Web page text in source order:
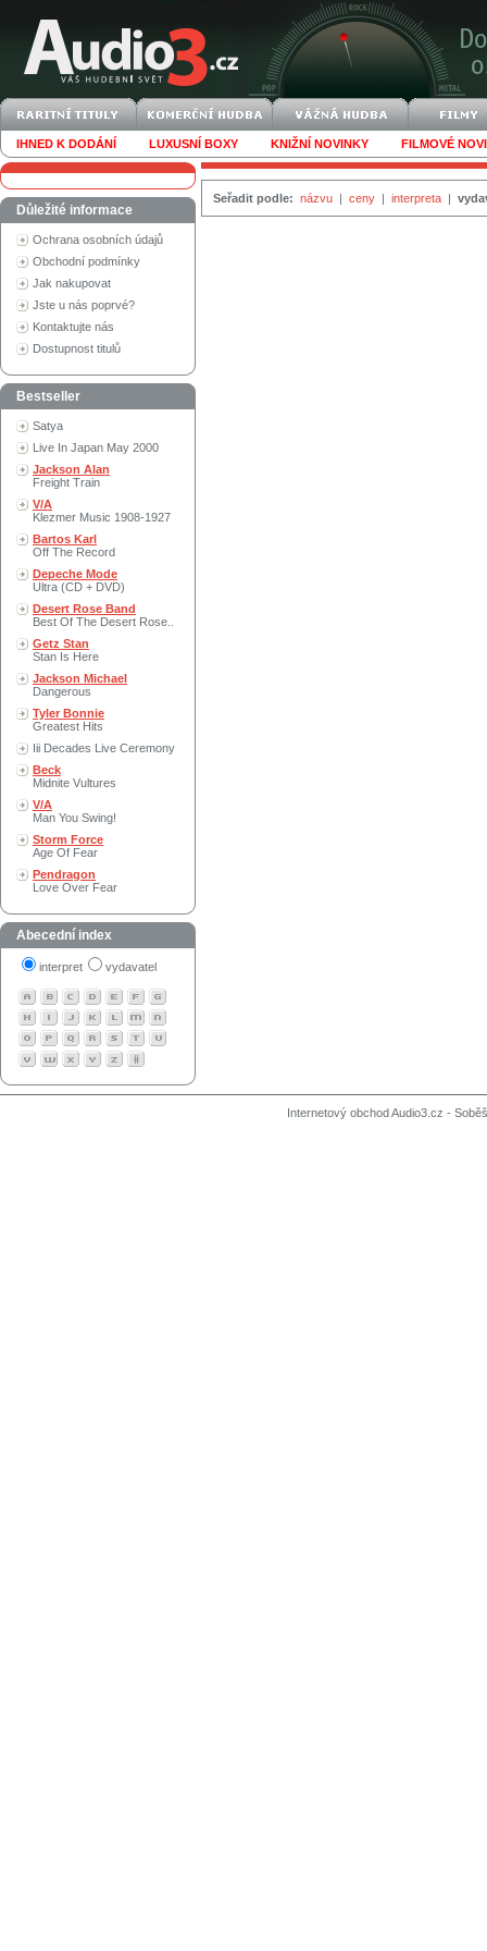
IHNED K DODÁNÍ LUXUSNÍ BOXY KNIŽNÍ NOVINKY FILMOVÉ
Důležité informace
Ochrana osobních údajů
Obchodní podmínky
Jak nakupovat
Jste u nás poprvé?
Kontaktujte nás
Dostupnost titulů
Bestseller
Satya
Live In Japan May 2000
Jackson Alan
Freight Train
V/A
Klezmer Music 1908-1927
Bartos Karl
Off The Record
Depeche Mode
Ultra (CD + DVD)
Desert Rose Band
Best Of The Desert Rose..
Getz Stan
Stan Is Here
Jackson Michael
Dangerous
Tyler Bonnie
Greatest Hits
Iii Decades Live Ceremony
Beck
Midnite Vultures
V/A
Man You Swing!
Storm Force
Age Of Fear
Pendragon
Love Over Fear
Abecední index
interpret vydavatel
Seřadit podle: názvu | ceny | interpreta |
Internetový obchod Audio3.cz -